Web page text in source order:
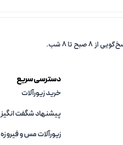
دسترسی سریع
خرید زیورآلات
پیشنهاد شگفت انگیز
زیورآلات مس و فیروزه‌